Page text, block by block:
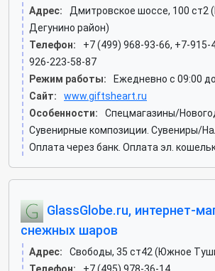
Адрес:
Дмитровское шоссе, 100 ст2
Дегунино район)
Телефон:
+7 (499) 968-93-66, +7-915-
926-223-58-87
Режим работы:
Ежедневно с 09:00
Сайт:
www.giftsheart.ru
Особенности:
Спецмагазины/
Сувенирные композиции. Сувениры/
Оплата через банк. Оплата эл.
GlassGlobe.ru, интернет-
снежных шаров
Адрес:
Свободы, 35 ст42 (Южное